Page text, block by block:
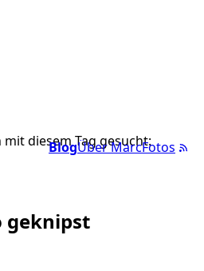
BlogÜber MarcFotos
diesem Tag gesucht:
geknipst